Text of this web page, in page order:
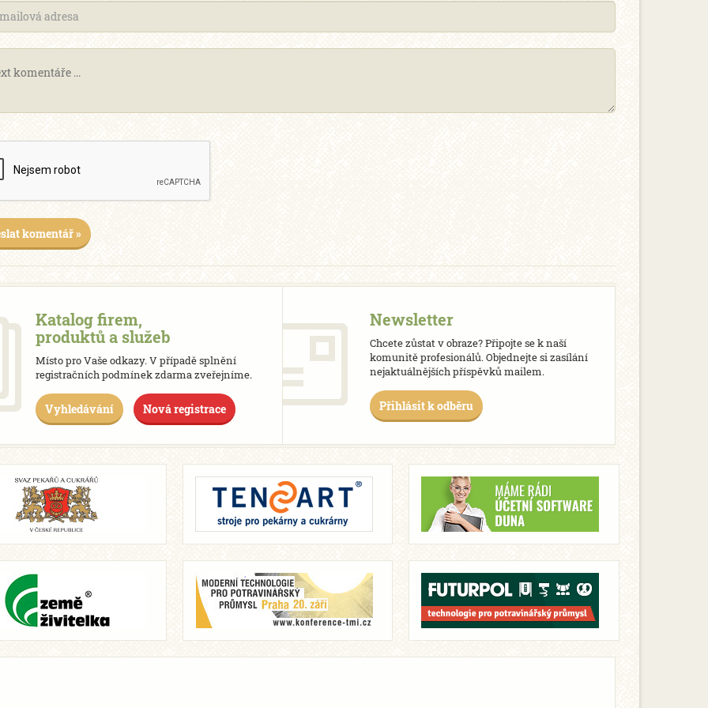
komentář »
Katalog firem,
produktů a služeb
Místo pro Vaše odkazy. V případě splnění
registračních podmínek zdarma zveřejníme.
Vyhledávání Nová registrace
Newsletter
Chcete zůstat v obraze? Připojte se k naší
komunitě profesionálů. Objednejte si zasílání
nejaktuálnějších příspěvků mailem.
Přihlásit k odběru